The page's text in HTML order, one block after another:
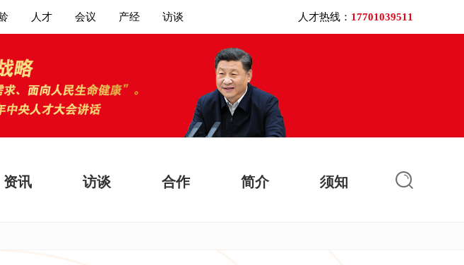
人才 会议 产经 访谈 人才热线： 17701039511
资讯 访谈 合作 简介 须知